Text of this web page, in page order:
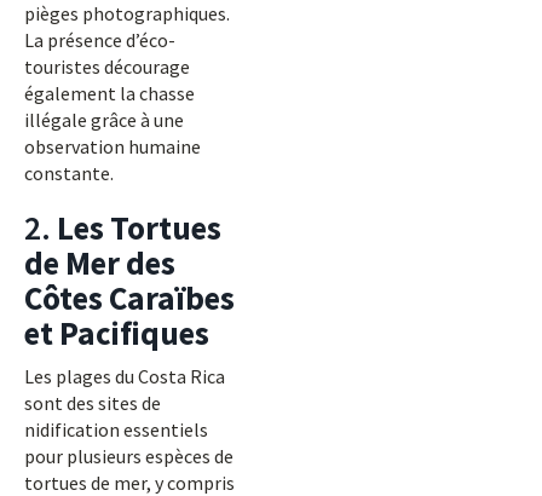
pièges photographiques.
La présence d’éco-
touristes décourage
également la chasse
illégale grâce à une
observation humaine
constante.
2. Les Tortues
de Mer des
Côtes Caraïbes
et Pacifiques
Les plages du Costa Rica
sont des sites de
nidification essentiels
pour plusieurs espèces de
tortues de mer, y compris